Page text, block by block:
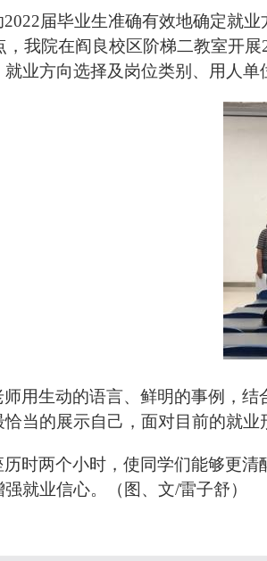
2022届毕业生准确有效地确定就
，我院在阎良校区阶梯二教室开展
就业方向选择及岗位类别、用人
师用生动的语言、鲜明的事例，
当的展示自己，面对目前的就
时两个小时，使同学们能够更
强就业信心。（图、文/雷子舒）